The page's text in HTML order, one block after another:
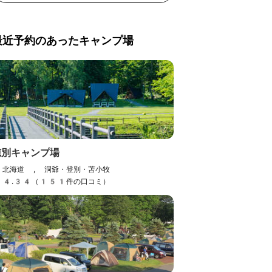
近予約のあったキャンプ場
キャンプ場
北海道 , 洞爺・登別・苫小牧
4.34（151件の口コミ）